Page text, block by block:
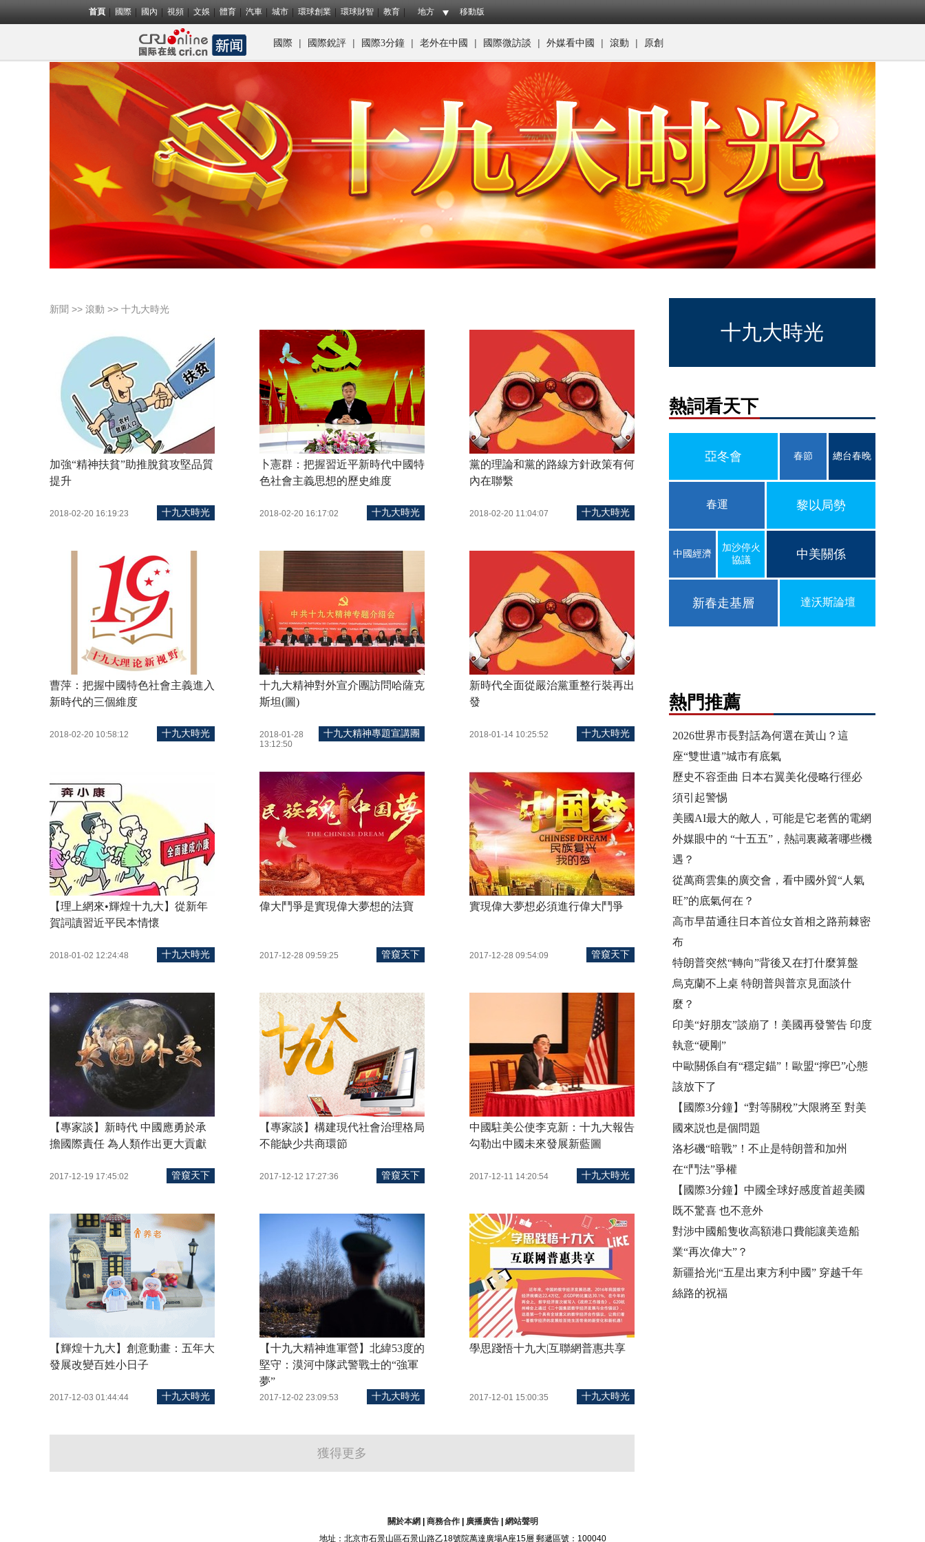
首頁 國際 國內 視頻 文娛 體育 汽車 城市 環球創業 環球財智 教育 地方 移動版
國際 | 國際銳評 | 國際3分鐘 | 老外在中國 | 國際微訪談 | 外媒看中國 | 滾動 | 原創
新聞 >> 滾動 >> 十九大時光
加強“精神扶貧”助推脫貧攻堅品質
提升
十九大時光
2018-02-20 16:19:23
卜憲群：把握習近平新時代中國特
色社會主義思想的歷史維度
十九大時光
2018-02-20 16:17:02
黨的理論和黨的路線方針政策有何
內在聯繫
十九大時光
2018-02-20 11:04:07
曹萍：把握中國特色社會主義進入
新時代的三個維度
十九大時光
2018-02-20 10:58:12
十九大精神對外宣介團訪問哈薩克
斯坦(圖)
十九大精神專題宣講團
2018-01-28
13:12:50
新時代全面從嚴治黨重整行裝再出
發
十九大時光
2018-01-14 10:25:52
【理上網來•輝煌十九大】從新年
賀詞讀習近平民本情懷
十九大時光
2018-01-02 12:24:48
偉大鬥爭是實現偉大夢想的法寶
管窺天下
2017-12-28 09:59:25
實現偉大夢想必須進行偉大鬥爭
管窺天下
2017-12-28 09:54:09
【專家談】新時代 中國應勇於承
擔國際責任 為人類作出更大貢獻
管窺天下
2017-12-19 17:45:02
【專家談】構建現代社會治理格局
不能缺少共商環節
管窺天下
2017-12-12 17:27:36
中國駐美公使李克新：十九大報告
勾勒出中國未來發展新藍圖
十九大時光
2017-12-11 14:20:54
【輝煌十九大】創意動畫：五年大
發展改變百姓小日子
十九大時光
2017-12-03 01:44:44
【十九大精神進軍營】北緯53度的
堅守：漠河中隊武警戰士的“強軍
夢”
十九大時光
2017-12-02 23:09:53
學思踐悟十九大|互聯網普惠共享
十九大時光
2017-12-01 15:00:35
獲得更多
十九大時光
熱詞看天下
亞冬會 春節 總台春晚
春運 黎以局勢
中國經濟
加沙停火
協議
中美關係
新春走基層 達沃斯論壇
熱門推薦
2026世界市長對話為何選在黃山？這
座“雙世遺”城市有底氣
歷史不容歪曲 日本右翼美化侵略行徑必
須引起警惕
美國AI最大的敵人，可能是它老舊的電網
外媒眼中的 “十五五”，熱詞裏藏著哪些機
遇？
從萬商雲集的廣交會，看中國外貿“人氣
旺”的底氣何在？
高市早苗通往日本首位女首相之路荊棘密
布
特朗普突然“轉向”背後又在打什麼算盤
烏克蘭不上桌 特朗普與普京見面談什
麼？
印美“好朋友”談崩了！美國再發警告 印度
執意“硬剛”
中歐關係自有“穩定錨”！歐盟“擰巴”心態
該放下了
【國際3分鐘】“對等關稅”大限將至 對美
國來説也是個問題
洛杉磯“暗戰”！不止是特朗普和加州
在“鬥法”爭權
【國際3分鐘】中國全球好感度首超美國
既不驚喜 也不意外
對涉中國船隻收高額港口費能讓美造船
業“再次偉大”？
新疆拾光|“五星出東方利中國” 穿越千年
絲路的祝福
關於本網 商務合作| 廣播廣告| 網站聲明
地址：北京市石景山區石景山路乙18號院萬達廣場A座15層 郵遞區號：100040